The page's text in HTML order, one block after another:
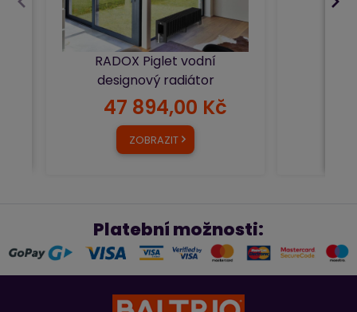
RADOX Piglet vodní
designový radiátor
47 894,00 Kč
ZOBRAZIT
Platební možnosti: